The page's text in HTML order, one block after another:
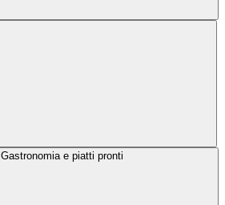
Gastronomia e piatti pronti